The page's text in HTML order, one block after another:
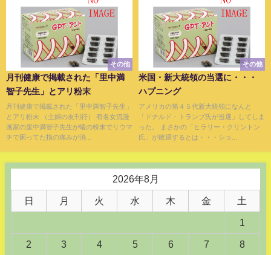
その他
月刊健康で掲載された「里中満
智子先生」とアリ粉末
月刊健康で掲載された「里中満智子先生」
とアリ粉末 （主婦の友刊行） 有名女流漫
画家の里中満智子先生が蟻の粉末でリウマ
チで困ってた指の痛みが消...
その他
米国・新大統領の当選に・・・
ハプニング
アメリカの第４５代新大統領になんと
「ドナルド・トランプ氏が当選」してしま
った。 まさかの「ヒラリー・クリントン
氏」が敗退するとは・・・ショ...
2026年8月
日 月 火 水 木 金 土
1
2 3 4 5 6 7 8